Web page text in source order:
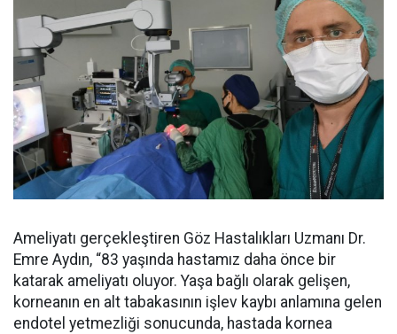
Ameliyatı gerçekleştiren Göz Hastalıkları Uzmanı Dr.
Emre Aydın, “83 yaşında hastamız daha önce bir
katarak ameliyatı oluyor. Yaşa bağlı olarak gelişen,
korneanın en alt tabakasının işlev kaybı anlamına gelen
endotel yetmezliği sonucunda, hastada kornea